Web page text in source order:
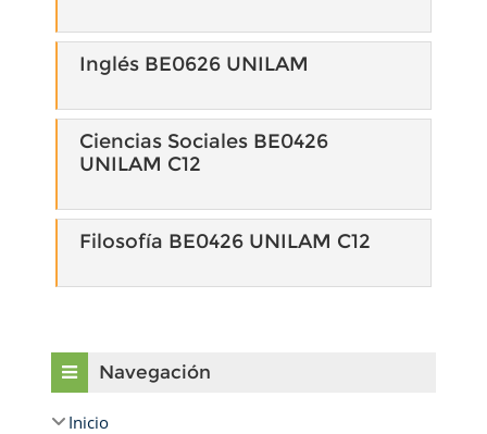
Inglés BE0626 UNILAM
Ciencias Sociales BE0426
UNILAM C12
Filosofía BE0426 UNILAM C12
Navegación
Inicio